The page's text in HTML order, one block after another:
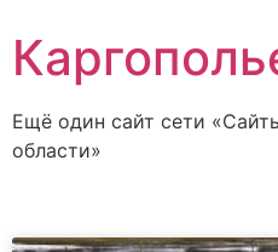
Ещё один сайт сети
области»